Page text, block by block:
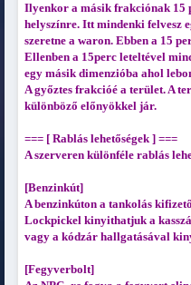
Ilyenkor a másik frakciónak 15
helyszínre. Itt mindenki felvesz
szeretne a waron. Ebben a 15
Ellenben a 15perc leteltével
egy másik dimenzióba ahol
A győztes frakcióé a terület. A
különböző előnyökkel jár.
=== [ Rablás lehetőségek ] ===
A szerveren különféle rablás
[Benzinkút]
A benzinkúton a tankolás
Lockpickel kinyithatjuk a
vagy a kódzár hallgatásával
[Fegyverbolt]